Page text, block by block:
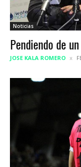
Noticias
Pendiendo de
JOSE KALA ROMERO